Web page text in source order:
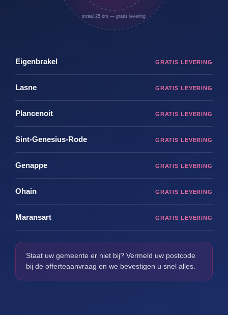
straal 25 km — gratis levering
Eigenbrakel
Lasne
Plancenoit
Sint-Genesius-Rode
Genappe
Ohain
Maransart
Staat uw gemeente er niet bij? Vermeld uw postcode
bij de offerteaanvraag en we bevestigen u snel alles.